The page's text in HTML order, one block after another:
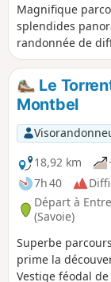
Magnifique
splendides
randonnée de
amateurs de
randonnée est
tourisme,
Le
Montbel
18,92 km
7h 40
Départ à
(Savoie)
Superbe
prime la
Vestige féodal